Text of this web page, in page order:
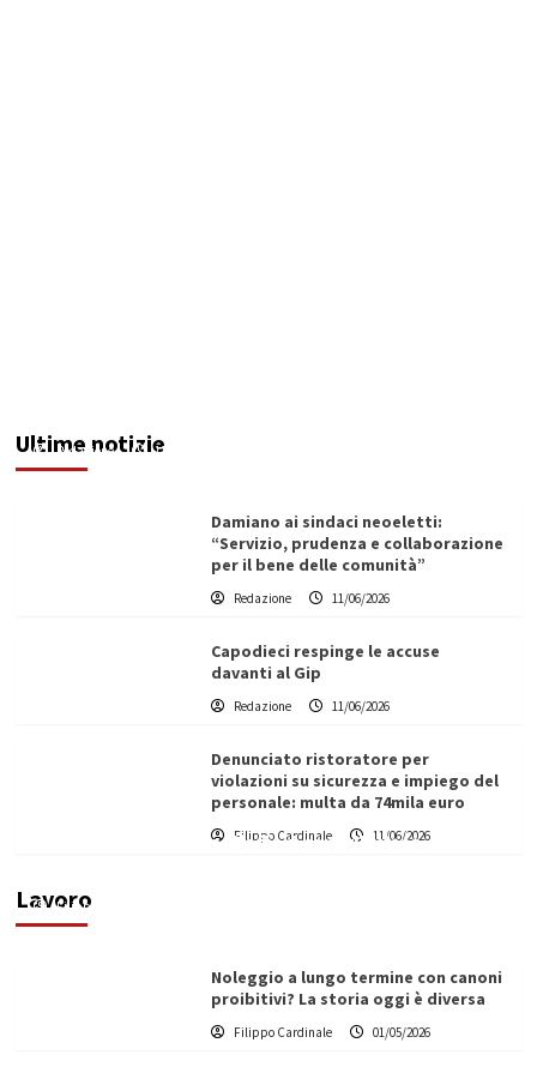
Ultime notizie
Redazione 11/06/2026
Damiano ai sindaci neoeletti:
“Servizio, prudenza e collaborazione
per il bene delle comunità”
Redazione 11/06/2026
Capodieci respinge le accuse
davanti al Gip
Redazione 11/06/2026
Denunciato ristoratore per
violazioni su sicurezza e impiego del
personale: multa da 74mila euro
Filippo Cardinale 11/06/2026
Lavoro
Vino in Italia: il giro d’affari contribuisce
Filippo Cardinale
Noleggio a lungo termine con canoni
proibitivi? La storia oggi è diversa
Filippo Cardinale 01/05/2026